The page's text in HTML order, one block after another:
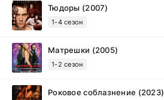
Тюдоры (2007)
1-4 сезон
Матрешки (2005)
1-2 сезон
Роковое соблазнение (2023)